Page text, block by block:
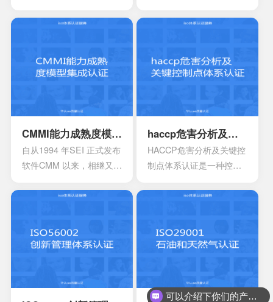
模扩大和生产集约化程度
理和经营模式提出了更高
的要求。企业必须采用现
生产经营活动科学化、规
范化和法制化。
市场竞争地位外，一些中
政策文件中，已经将企业
知识产权管理规范认证情
权示范企业认定的重要参
考条件，及早通过贯标认
证，将有利于企业享受有
关的国家政策，加快企业
CMMI能力成熟度模型集成认证
自从1994 年SEI 正式发布
软件CMM 以来，相继又开
购、人力资源管理以及集
然这些模型在许多组织都
说，可能会出现需要同时
haccp危害分析及关键控制点体系认证
HACCP危害分析及关键控
制点体系认证是一种控制
系,用来使食品安全危害风
产过程中出现影响食品安
可以介绍下你们的产品么？